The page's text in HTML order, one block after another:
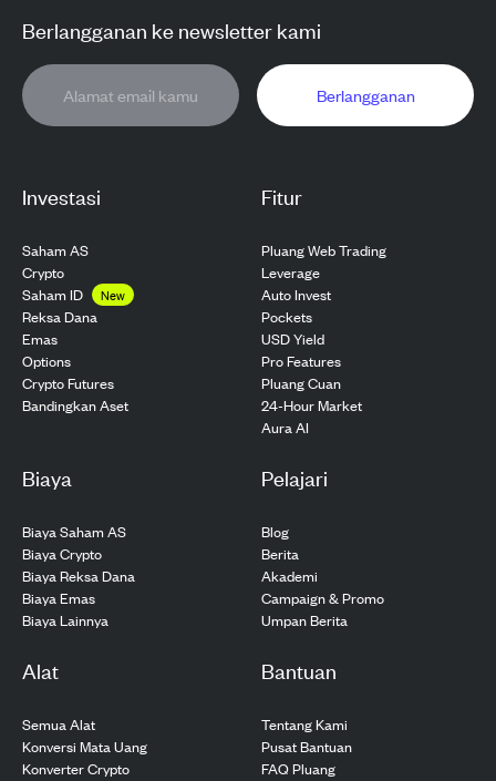
Investasi
Saham AS
Crypto
Saham ID
New
Reksa Dana
Emas
Options
Crypto Futures
Bandingkan Aset
Fitur
Pluang Web Trading
Leverage
Auto Invest
Pockets
USD Yield
Pro Features
Pluang Cuan
24-Hour Market
Aura AI
Biaya
Biaya Saham AS
Biaya Crypto
Biaya Reksa Dana
Biaya Emas
Biaya Lainnya
Pelajari
Blog
Berita
Akademi
Campaign & Promo
Umpan Berita
Alat
Semua Alat
Konversi Mata Uang
Konverter Crypto
Bantuan
Tentang Kami
Pusat Bantuan
FAQ Pluang
Berlangganan ke newsletter kami
Berlangganan